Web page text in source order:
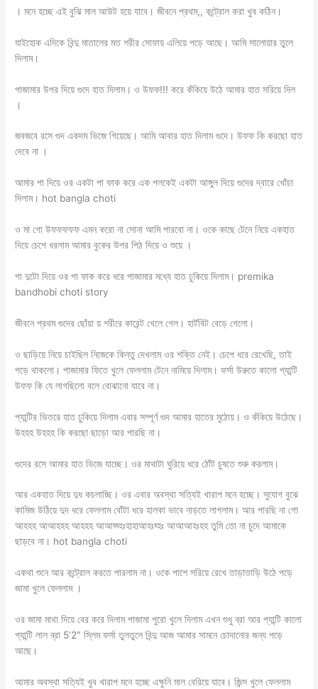
। মনে হচ্ছে এই বুঝি মাল আউট হয়ে যাবে। জীবনে প্রথম,, কন্ট্রোল করা খুব কঠিন।
যাইহোক এদিকে বিন্দু মাতালের মত শরীর সোফায় এলিয়ে পড়ে আছে। আমি সালোয়ার তুলে
দিলাম।
পাজামার উপর দিয়ে গুদে হাত দিলাম। ও উফফ!!! করে কঁকিয়ে উঠে আমার হাত সরিয়ে দিল
।
জবজবে রসে গুদ একদম ভিজে গিয়েছে। আমি আবার হাত দিলাম গুদে। উফফ কি করছো হাত
দেবে না ।
আমার পা দিয়ে ওর একটা পা ফাক করে এক পলকেই একটা আঙ্গুল দিয়ে গুদের দ্বারে খোঁচা
দিলাম। hot bangla choti
ও মা গো উফফফফফ এমন করো না সোনা আমি পারবো না। ওকে কাছে টেনে নিয়ে একহাত
দিয়ে চেপে ধরলাম আমার বুকের উপর পিঠ দিয়ে ও শুয়ে ।
পা দুটো দিয়ে ওর পা ফাক করে ধরে পাজামার মধ্যে হাত ঢুকিয়ে দিলাম। premika
bandhobi choti story
জীবনে প্রথম গুদের ছোঁয়া য় শরীরে কারেন্ট খেলে গেল। হার্টবিট বেড়ে গেলো।
ও ছাড়িয়ে নিয়ে চাইছিল নিজেকে কিন্তু দেখলাম ওর শক্তি নেই। চেপে ধরে রেখেছি, তাই
পড়ে থাকলো। পাজামার ফিতে খুলে ফেললাম টেনে নামিয়ে দিলাম। ফর্সা উরুতে কালো প্যান্টি
উফফ কি যে লাগছিলো বলে বোঝানো যাবে না।
প্যান্টির ভিতরে হাত ঢুকিয়ে দিলাম এবার সম্পূর্ণ গুদ আমার হাতের মুঠোয়। ও কঁকিয়ে উঠেছে।
উহহহ উহহহ কি করছো ছাড়ো আর পারছি না।
গুদের রসে আমার হাত ভিজে যাচ্ছে। ওর মাথাটা ঘুরিয়ে ধরে ঠোঁট চুষতে শুরু করলাম।
আর একহাত দিয়ে দুধ কচলাচ্ছি। ওর এবার অবস্থা সত্যিই খারাপ মনে হচ্ছে। সুযোগ বুঝে
কামিজ উঠিয়ে দুদ ধরে ফেললাম বোঁটা ধরে হালকা ভাবে নাড়তে লাগলাম। আর পারছি না গো
আহহহ আআহহহ আহহহ আআহ্হ্হঃহাহাআহঃহ্হঃ আআআহঃহহ তুমি তো না চুদে আমাকে
ছাড়বে না। hot bangla choti
একথা শুনে আর কন্ট্রোল করতে পারলাম না। ওকে পাশে সরিয়ে রেখে তাড়াতাড়ি উঠে পড়ে
জামা খুলে ফেললাম ।
ওর জামা মাথা দিয়ে বের করে দিলাম পাজামা পুরো খুলে দিলাম এখন শুধু ব্রা আর প্যান্টি কালো
প্যান্টি লাল ব্রা 5’2″ স্লিম ফর্সা তুলতুলে বিন্দু আজ আমার সামনে চোদানোর জন্য পড়ে
আছে।
আমার অবস্থা সত্যিই খুব খারাপ মনে হচ্ছে এক্ষুনি মাল বেরিয়ে যাবে। জিন্স খুলে ফেললাম